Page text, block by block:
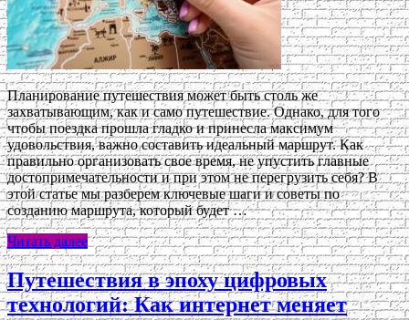
Планирование путешествия может быть столь же
захватывающим, как и само путешествие. Однако, для того
чтобы поездка прошла гладко и принесла максимум
удовольствия, важно составить идеальный маршрут. Как
правильно организовать свое время, не упустить главные
достопримечательности и при этом не перегрузить себя? В
этой статье мы разберем ключевые шаги и советы по
созданию маршрута, который будет …
Читать далее
Путешествия в эпоху цифровых
технологий: Как интернет меняет